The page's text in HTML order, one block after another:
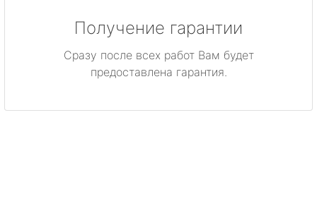
Получение гарантии
Сразу после всех работ Вам будет
предоставлена гарантия.